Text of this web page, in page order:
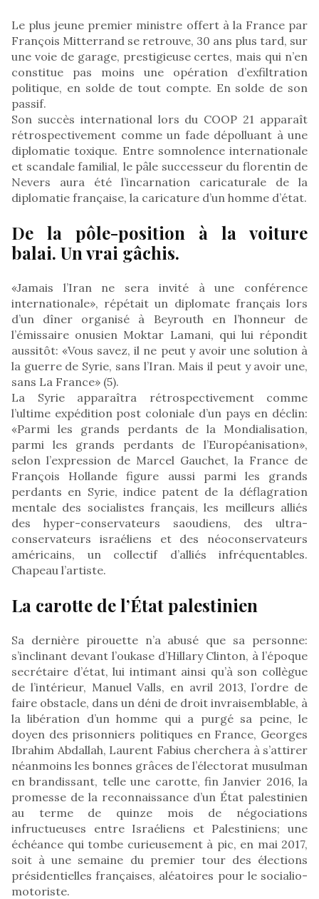
Le plus jeune premier ministre offert à la France par
François Mitterrand se retrouve, 30 ans plus tard, sur
une voie de garage, prestigieuse certes, mais qui n’en
constitue pas moins une opération d’exfiltration
politique, en solde de tout compte. En solde de son
passif.
Son succès international lors du COOP 21 apparaît
rétrospectivement comme un fade dépolluant à une
diplomatie toxique. Entre somnolence internationale
et scandale familial, le pâle successeur du florentin de
Nevers aura été l’incarnation caricaturale de la
diplomatie française, la caricature d’un homme d’état.
De la pôle-position à la voiture
balai. Un vrai gâchis.
«Jamais l’Iran ne sera invité à une conférence
internationale», répétait un diplomate français lors
d’un dîner organisé à Beyrouth en l’honneur de
l’émissaire onusien Moktar Lamani, qui lui répondit
aussitôt: «Vous savez, il ne peut y avoir une solution à
la guerre de Syrie, sans l’Iran. Mais il peut y avoir une,
sans La France» (5).
La Syrie apparaîtra rétrospectivement comme
l’ultime expédition post coloniale d’un pays en déclin:
«Parmi les grands perdants de la Mondialisation,
parmi les grands perdants de l’Européanisation»,
selon l’expression de Marcel Gauchet, la France de
François Hollande figure aussi parmi les grands
perdants en Syrie, indice patent de la déflagration
mentale des socialistes français, les meilleurs alliés
des hyper-conservateurs saoudiens, des ultra-
conservateurs israéliens et des néoconservateurs
américains, un collectif d’alliés infréquentables.
Chapeau l’artiste.
La carotte de l’État palestinien
Sa dernière pirouette n’a abusé que sa personne:
s’inclinant devant l’oukase d’Hillary Clinton, à l’époque
secrétaire d’état, lui intimant ainsi qu’à son collègue
de l’intérieur, Manuel Valls, en avril 2013, l’ordre de
faire obstacle, dans un déni de droit invraisemblable, à
la libération d’un homme qui a purgé sa peine, le
doyen des prisonniers politiques en France, Georges
Ibrahim Abdallah, Laurent Fabius cherchera à s’attirer
néanmoins les bonnes grâces de l’électorat musulman
en brandissant, telle une carotte, fin Janvier 2016, la
promesse de la reconnaissance d’un État palestinien
au terme de quinze mois de négociations
infructueuses entre Israéliens et Palestiniens; une
échéance qui tombe curieusement à pic, en mai 2017,
soit à une semaine du premier tour des élections
présidentielles françaises, aléatoires pour le socialio-
motoriste.